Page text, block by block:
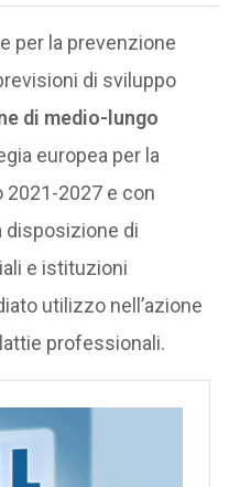
per la prevenzione
di sviluppo
di medio-lungo
europea per la
2027 e con
disposizione di
e istituzioni
utilizzo nell’azione
professionali.